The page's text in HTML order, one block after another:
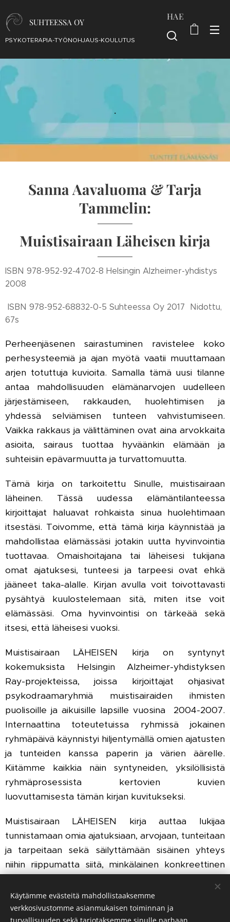
SUHTEESSA OY
PSYKOTERAPIA-TYÖNOHJAUS-KOULUTUS
HAE
.
Sanna Aavaluoma & Tarja
Tammelin:
Muistisairaan Läheisen kirja
ISBN 978-952-92-4702-8 Helsingin Alzheimer-yhdistys
2008
ISBN 978-952-68832-0-5 Suhteessa Oy 2017 Nidottu,
67s
Perheenjäsenen sairastuminen ravistelee koko
perhesysteemiä ja ajan myötä vaatii muuttamaan
arjen totuttuja kuvioita. Samalla tämä uusi tilanne
antaa mahdollisuuden elämänarvojen uudelleen
järjestämiseen, rakkauden, huolehtimisen ja
yhdessä selviämisen tunteen vahvistumiseen.
Vaikka rakkaus ja välittäminen ovat aina arvokkaita
asioita, sairaus tuottaa hyväänkin elämään ja
suhteisiin epävarmuutta ja turvattomuutta.
Tämä kirja on tarkoitettu Sinulle, muistisairaan
läheinen. Tässä uudessa elämäntilanteessa
kirjoittajat haluavat rohkaista sinua huolehtimaan
itsestäsi. Toivomme, että tämä kirja käynnistää ja
mahdollistaa elämässäsi jotakin uutta hyvinvointia
tuottavaa. Omaishoitajana tai läheisesi tukijana
omat ajatuksesi, tunteesi ja tarpeesi ovat ehkä
jääneet taka-alalle. Kirjan avulla voit toivottavasti
pysähtyä kuulostelemaan sitä, miten itse voit
elämässäsi. Oma hyvinvointisi on tärkeää sekä
itsesi, että läheisesi vuoksi.
Muistisairaan LÄHEISEN kirja on syntynyt
kokemuksista Helsingin Alzheimer-yhdistyksen
Ray-projekteissa, joissa kirjoittajat ohjasivat
psykodraamaryhmiä muistisairaiden ihmisten
puolisoille ja aikuisille lapsille vuosina 2004-2007.
Internaattina toteutetuissa ryhmissä jokainen
ryhmäpäivä käynnistyi hiljentymällä omien ajatusten
ja tunteiden kanssa paperin ja värien äärelle.
Kiitämme kaikkia näin syntyneiden, yksilöllisistä
ryhmäprosessista kertovien kuvien
luovuttamisesta tämän kirjan kuvitukseksi.
Muistisairaan LÄHEISEN kirja auttaa lukijaa
tunnistamaan omia ajatuksiaan, arvojaan, tunteitaan
ja tarpeitaan sekä säilyttämään sisäinen yhteys
niihin riippumatta siitä, minkälainen konkreettinen
niiden toteuttamiseen ovat.
OSTA KIRJA ITSELLESI TÄSTÄ
Käytämme evästeitä mahdollistaaksemme
verkkosivustomme asianmukaisen toiminnan ja